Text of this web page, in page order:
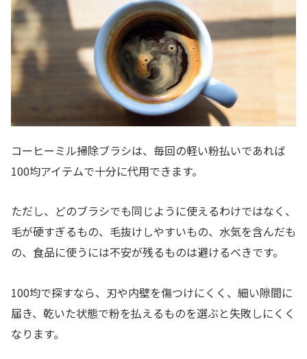
コーヒーミル掃除ブラシは、毎回の軽い粉払いであれば
100均アイテムで十分に代用できます。
ただし、どのブラシでも同じように使えるわけではなく、
毛が硬すぎるもの、毛抜けしやすいもの、水気を含んだも
の、食品に使うには不安が残るものは避けるべきです。
100均で探すなら、刃や内壁を傷つけにくく、細い隙間に
届き、乾いた状態で粉を払えるものを選ぶと失敗しにくく
なります。